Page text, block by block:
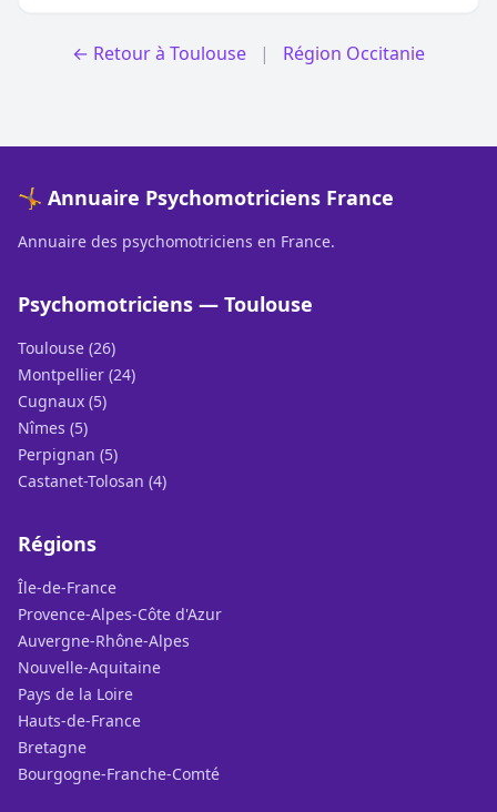
← Retour à Toulouse | Région Occitanie
🤸 Annuaire Psychomotriciens France
Annuaire des psychomotriciens en France.
Psychomotriciens — Toulouse
Toulouse (26)
Montpellier (24)
Cugnaux (5)
Nîmes (5)
Perpignan (5)
Castanet-Tolosan (4)
Régions
Île-de-France
Provence-Alpes-Côte d'Azur
Auvergne-Rhône-Alpes
Nouvelle-Aquitaine
Pays de la Loire
Hauts-de-France
Bretagne
Bourgogne-Franche-Comté